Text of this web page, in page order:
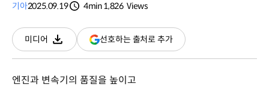
기아2025.09.19
4min1,826 Views
미디어
다운로드
선호하는 출처로 추가(새
창
엔진과 변속기의 품질을 높이고